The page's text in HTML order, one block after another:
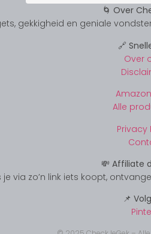
🌀 Over
gekkigheid en geniale
🔗
Over
Alle
Privacy
💸 Affiliate
je via zo’n link iets koopt,
📌